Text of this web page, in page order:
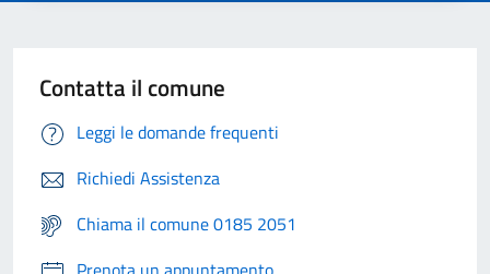
Contatta il comune
Leggi le domande frequenti
Richiedi Assistenza
Chiama il comune 0185 2051